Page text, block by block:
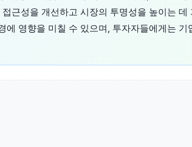
근성을 개선하고 시장의 투명성을 높이는
영향을 미칠 수 있으며, 투자자들에게는